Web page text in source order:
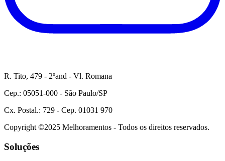
R. Tito, 479 - 2ºand - Vl. Romana
Cep.: 05051-000 - São Paulo/SP
Cx. Postal.: 729 - Cep. 01031 970
Copyright ©2025 Melhoramentos - Todos os direitos reservados.
Soluções